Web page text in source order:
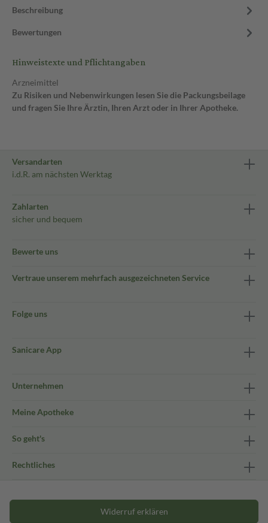
Beschreibung
Bewertungen
Hinweistexte und Pflichtangaben
Arzneimittel
Zu Risiken und Nebenwirkungen lesen Sie die Packungsbeilage
und fragen Sie Ihre Ärztin, Ihren Arzt oder in Ihrer Apotheke.
Versandarten
i.d.R. am nächsten Werktag
Zahlarten
sicher und bequem
Bewerte uns
Vertraue unserem mehrfach ausgezeichneten Service
Folge uns
Sanicare App
Unternehmen
Meine Apotheke
So geht's
Rechtliches
Widerruf erklären